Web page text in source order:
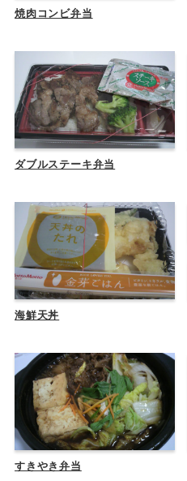
焼肉コンビ弁当
ダブルステーキ弁当
海鮮天丼
すきやき弁当